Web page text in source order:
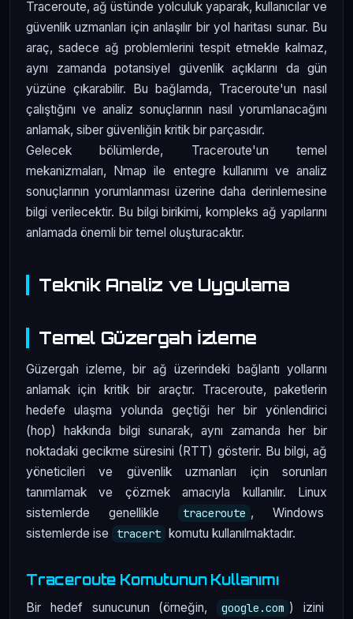
Traceroute, ağ üstünde yolculuk yaparak, kullanıcılar ve
güvenlik uzmanları için anlaşılır bir yol haritası sunar. Bu
araç, sadece ağ problemlerini tespit etmekle kalmaz,
aynı zamanda potansiyel güvenlik açıklarını da gün
yüzüne çıkarabilir. Bu bağlamda, Traceroute'un nasıl
çalıştığını ve analiz sonuçlarının nasıl yorumlanacağını
anlamak, siber güvenliğin kritik bir parçasıdır.
Gelecek bölümlerde, Traceroute'un temel
mekanizmaları, Nmap ile entegre kullanımı ve analiz
sonuçlarının yorumlanması üzerine daha derinlemesine
bilgi verilecektir. Bu bilgi birikimi, kompleks ağ yapılarını
anlamada önemli bir temel oluşturacaktır.
Teknik Analiz ve Uygulama
Temel Güzergah İzleme
Güzergah izleme, bir ağ üzerindeki bağlantı yollarını
anlamak için kritik bir araçtır. Traceroute, paketlerin
hedefe ulaşma yolunda geçtiği her bir yönlendirici
(hop) hakkında bilgi sunarak, aynı zamanda her bir
noktadaki gecikme süresini (RTT) gösterir. Bu bilgi, ağ
yöneticileri ve güvenlik uzmanları için sorunları
tanımlamak ve çözmek amacıyla kullanılır. Linux
sistemlerde genellikle
traceroute , Windows
sistemlerde ise
tracert komutu kullanılmaktadır.
Traceroute Komutunun Kullanımı
Bir hedef sunucunun (örneğin, google.com ) izini